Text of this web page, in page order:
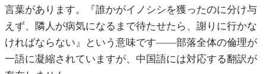
言葉があります。『誰かがイノシシを獲ったのに分け与
えず、隣人が病気になるまで待たせたら、謝りに行かな
ければならない』という意味です——部落全体の倫理が
一語に凝縮されていますが、中国語には対応する翻訳が